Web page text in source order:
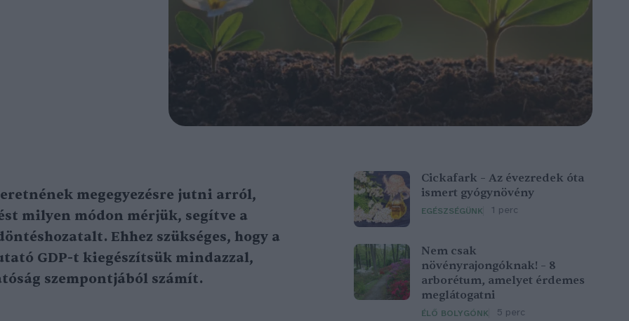
megegyezésre jutni arról,
milyen módon mérjük, segítve a
Ehhez szükséges, hogy a
GDP-t kiegészítsük mindazzal,
szempontjából számít.
Cickafark – Az évezredek óta
ismert gyógynövény
EGÉSZSÉGÜNK 1 perc
Nem csak
növényrajongóknak! – 8
arborétum, amelyet érdemes
meglátogatni
ÉLŐ BOLYGÓNK 5 perc